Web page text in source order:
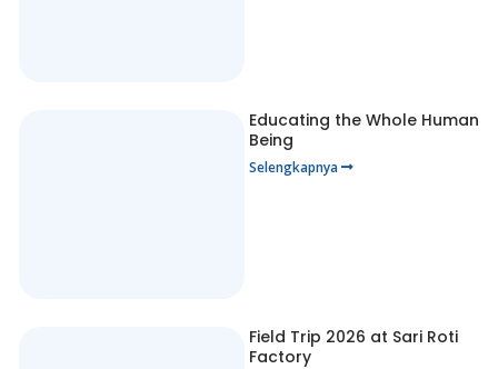
Educating the Whole Human
Being
Selengkapnya
Field Trip 2026 at Sari Roti
Factory